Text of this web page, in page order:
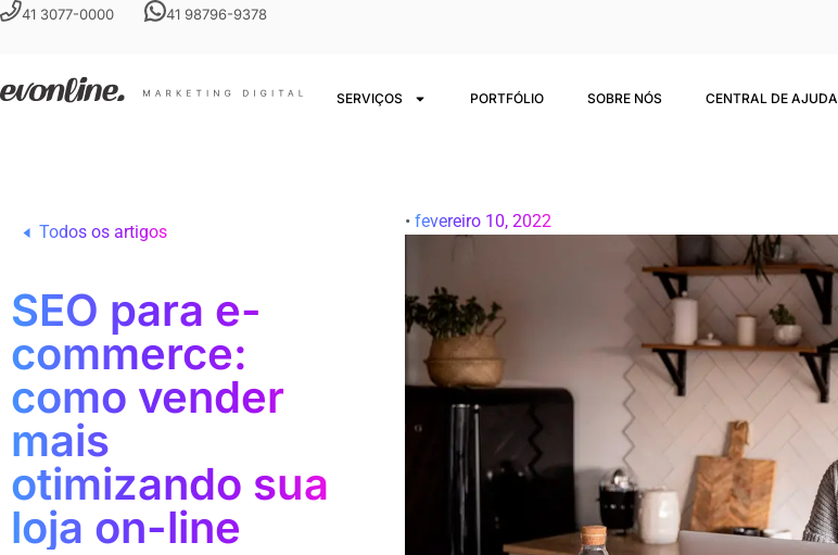
41 3077-0000 41 98796-9378
SERVIÇOS PORTFÓLIO SOBRE NÓS CENTRAL DE AJUDA
Todos os artigos
SEO para e-
commerce:
como vender
mais
otimizando sua
loja on-line
• fevereiro 10, 2022